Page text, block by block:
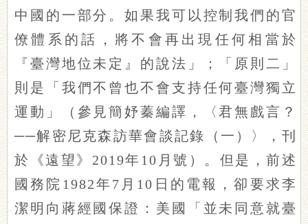
中國的一部分。如果我可以控制我們的官
僚體系的話，將不會再出現任何相當於
『臺灣地位未定』的說法」；「原則二」
則是「我們不曾也不會支持任何臺灣獨立
運動」（參見簡妤蓁編譯，〈君無戲言？
──解密尼克森訪華會談記錄（一）〉，刊
於《遠望》2019年10月號）。但是，前述
國務院1982年7月10日的電報，卻要求李
潔明向蔣經國保證：美國「並未同意就臺